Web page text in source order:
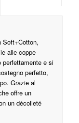
Soft+Cotton,
alle coppe
perfettamente e si
perfetto,
Grazie al
offre un
un décolleté